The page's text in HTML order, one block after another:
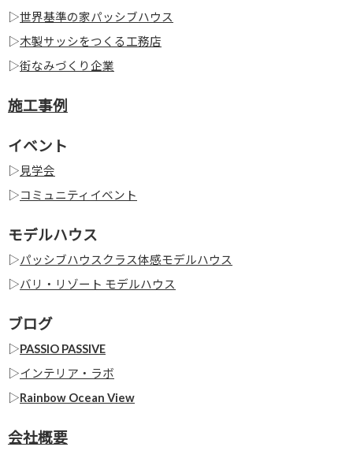
▷世界基準の家パッシブハウス
▷木製サッシをつくる工務店
▷街なみづくり企業
施工事例
イベント
▷ 見学会
▷コミュニティイベント
モデルハウス
▷パッシブハウスクラス体感モデルハウス
▷バリ・リゾート モデルハウス
ブログ
▷PASSIO PASSIVE
▷インテリア・ラボ
▷Rainbow Ocean View
会社概要